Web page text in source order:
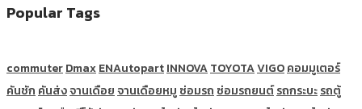
Popular Tags
commuterDmaxENAutopartINNOVATOYOTAVIGOคอมมูเตอร์
คันชัก คันส่งจานเดือยจานเดือยหมู ซ่อมรถ ซ่อมรถยนต์รถกระบะรถตู้